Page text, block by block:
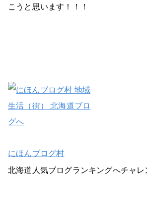
こうと思います！！！
にほんブログ村
北海道人気ブログランキングへチャレ